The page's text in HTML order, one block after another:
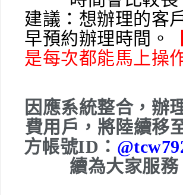
建議：想辦理的客
早預約辦理時間。
是每次都能馬上操
因應系統整合，辦
費用戶，將陸續移
方帳號ID：
續為大家服務